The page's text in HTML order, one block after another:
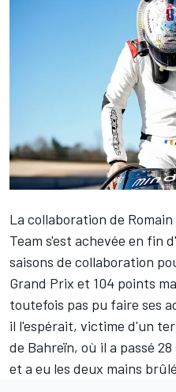
La collaboration de
Team s'est achevée en fin
saisons de collaboration
Grand Prix et 104 points
toutefois pas pu faire ses
il l'espérait, victime d'un
de Bahreïn, où il a passé
et a eu les deux mains